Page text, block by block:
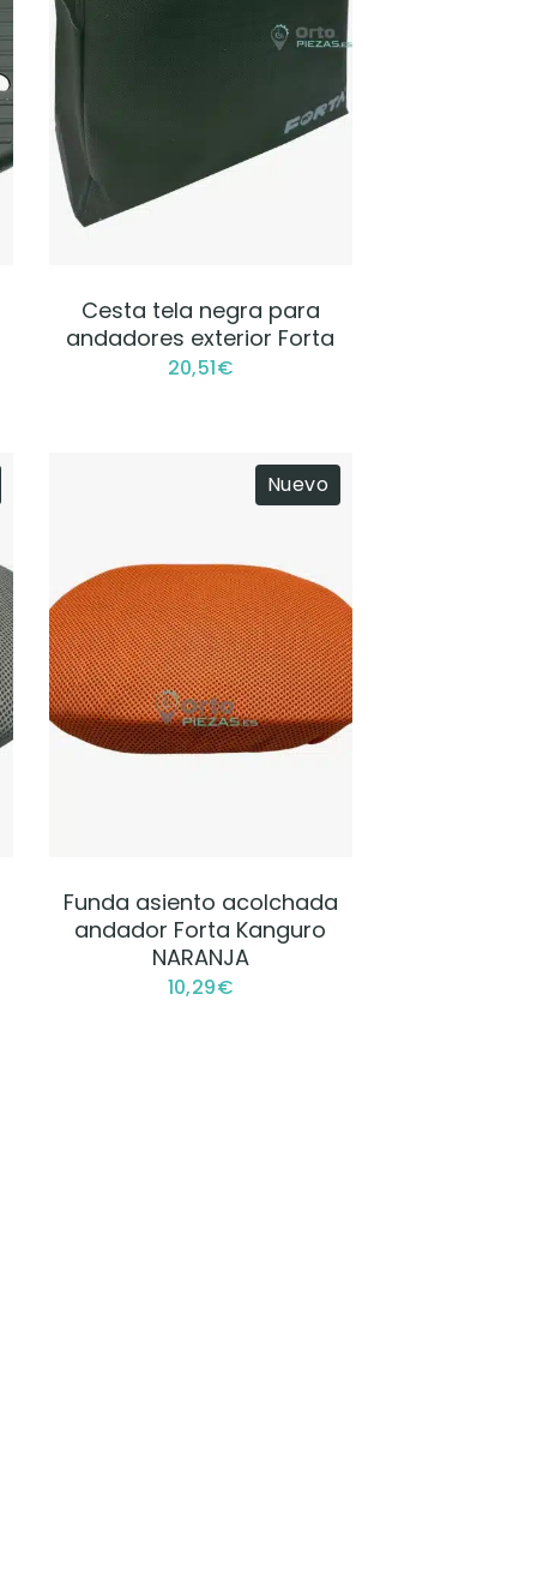
VER PRODUCTO
Cesta tela negra para
andadores exterior Forta
20,51€
Nuevo
VER PRODUCTO
Funda asiento acolchada
andador Forta Kanguro
NARANJA
10,29€